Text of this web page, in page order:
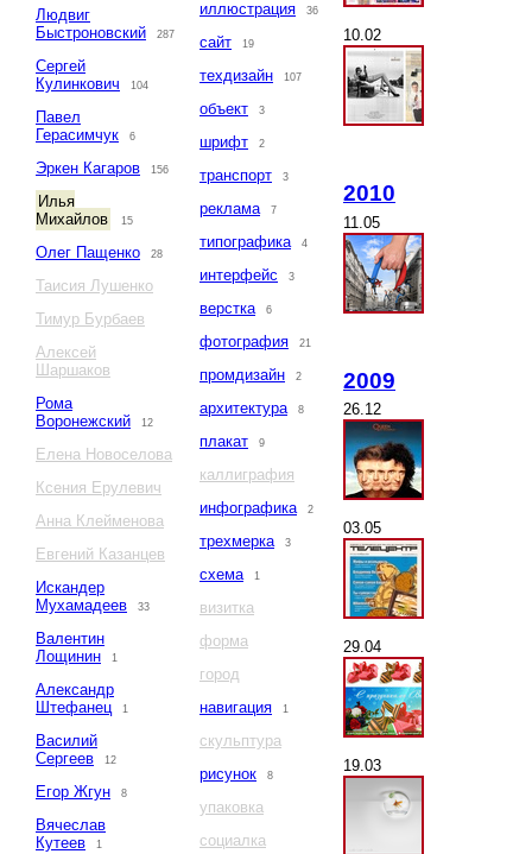
Людвиг
Быстроновский
287
Сергей
Кулинкович
104
Павел
Герасимчук
6
Эркен Кагаров 156
Илья
Михайлов
15
Олег Пащенко 28
Таисия Лушенко
Тимур Бурбаев
Алексей
Шаршаков
Рома
Воронежский
12
Елена Новоселова
Ксения Ерулевич
Анна Клейменова
Евгений Казанцев
Искандер
Мухамадеев
33
Валентин
Лощинин
1
Александр
Штефанец
1
Василий
Сергеев
12
Егор Жгун 8
Вячеслав
Кутеев
1
иллюстрация 36
сайт 19
техдизайн 107
объект 3
шрифт 2
транспорт 3
реклама 7
типографика 4
интерфейс 3
верстка 6
фотография 21
промдизайн 2
архитектура 8
плакат 9
каллиграфия
инфографика
2
трехмерка 3
схема 1
визитка
форма
город
навигация
1
скульптура
рисунок
8
упаковка
социалка
10.02
2010
11.05
2009
26.12
03.05
29.04
19.03